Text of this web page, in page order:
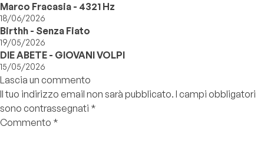
Marco Fracasia - 4321 Hz
18/06/2026
Birthh - Senza Fiato
19/05/2026
DIE ABETE - GIOVANI VOLPI
15/05/2026
Lascia un commento
Il tuo indirizzo email non sarà pubblicato. I campi obbligatori
sono contrassegnati *
Commento *